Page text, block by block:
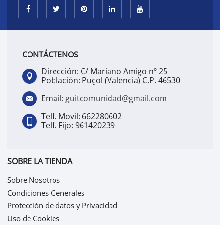
CONTÁCTENOS
Dirección: C/ Mariano Amigo nº 25
Población: Puçol (Valencia) C.P. 46530
Email: guitcomunidad@gmail.com
Telf. Movil: 662280602
Telf. Fijo: 961420239
SOBRE LA TIENDA
Sobre Nosotros
Condiciones Generales
Protección de datos y Privacidad
Uso de Cookies